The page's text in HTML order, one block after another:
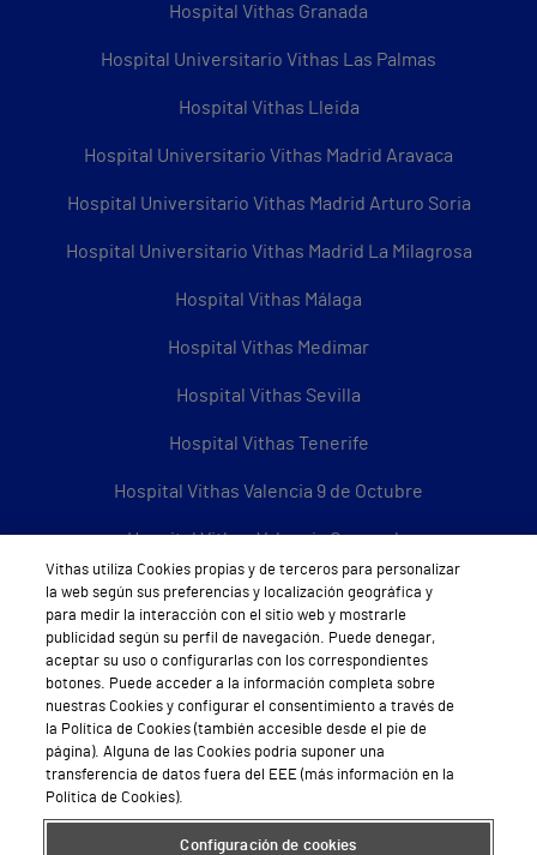
Hospital Vithas Granada
Hospital Universitario Vithas Las Palmas
Hospital Vithas Lleida
Hospital Universitario Vithas Madrid Aravaca
Hospital Universitario Vithas Madrid Arturo Soria
Hospital Universitario Vithas Madrid La Milagrosa
Hospital Vithas Málaga
Hospital Vithas Medimar
Hospital Vithas Sevilla
Hospital Vithas Tenerife
Hospital Vithas Valencia 9 de Octubre
Hospital Vithas Valencia Consuelo
Hospital Vithas Vigo
Hospital Vithas Valencia Turia
Hospital Vithas Vitoria
Hospital Vithas Xanit Internacional (Benalmádena)
Todos los centros Vithas
Vithas utiliza Cookies propias y de terceros para personalizar
la web según sus preferencias y localización geográfica y
para medir la interacción con el sitio web y mostrarle
publicidad según su perfil de navegación. Puede denegar,
aceptar su uso o configurarlas con los correspondientes
botones. Puede acceder a la información completa sobre
nuestras Cookies y configurar el consentimiento a través de
la Política de Cookies (también accesible desde el pie de
página). Alguna de las Cookies podría suponer una
transferencia de datos fuera del EEE (más información en la
Política de Cookies).
Configuración de cookies